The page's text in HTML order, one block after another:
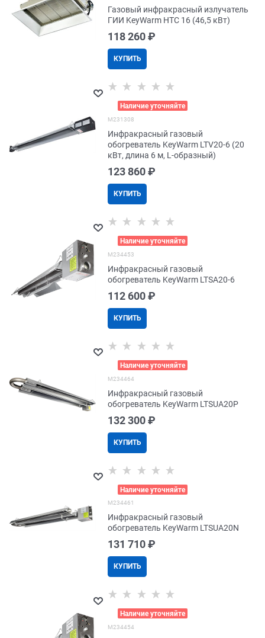
Газовый инфракрасный излучатель
ГИИ KeyWarm HTC 16 (46,5 кВт)
118 260 ₽
КУПИТЬ
Наличие уточняйте
M231308
Инфракрасный газовый
обогреватель KeyWarm LTV20-6 (20
кВт, длина 6 м, L-образный)
123 860 ₽
КУПИТЬ
Наличие уточняйте
M234453
Инфракрасный газовый
обогреватель KeyWarm LTSA20-6
112 600 ₽
КУПИТЬ
Наличие уточняйте
M234464
Инфракрасный газовый
обогреватель KeyWarm LTSUA20P
132 300 ₽
КУПИТЬ
Наличие уточняйте
M234461
Инфракрасный газовый
обогреватель KeyWarm LTSUA20N
131 710 ₽
КУПИТЬ
Наличие уточняйте
M234454